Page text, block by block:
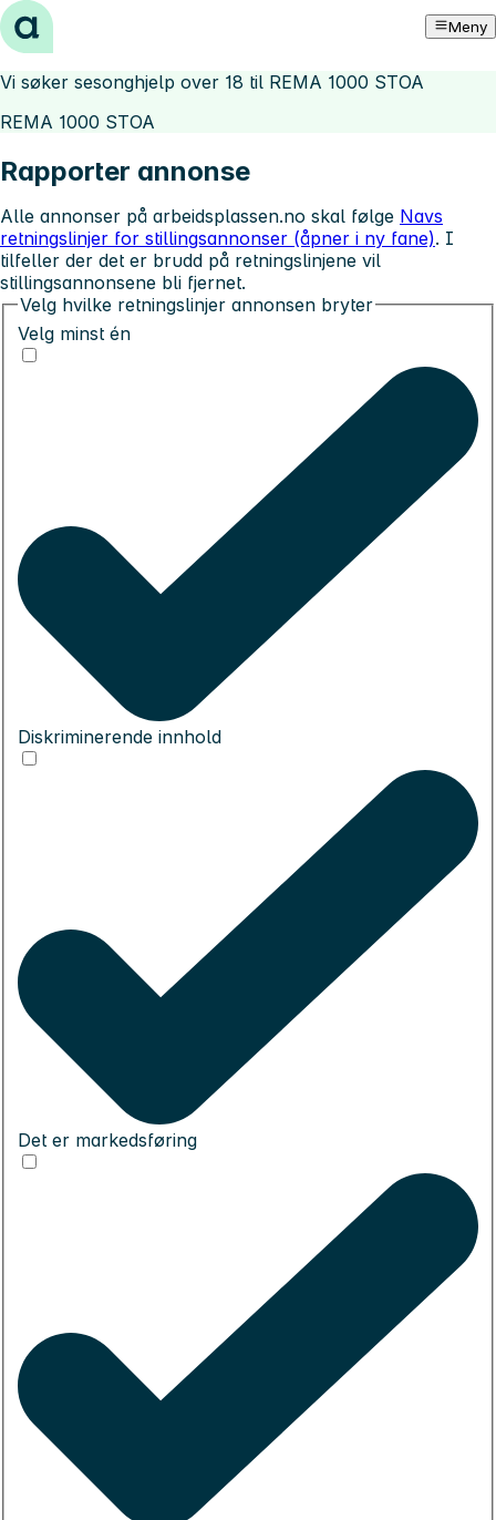
Hopp til innhold Meny
Vi søker sesonghjelp over 18 til REMA 1000 STOA
REMA 1000 STOA
Rapporter annonse
Alle annonser på arbeidsplassen.no skal følge Navs
retningslinjer for stillingsannonser (åpner i ny fane). I
tilfeller der det er brudd på retningslinjene vil
stillingsannonsene bli fjernet.
Velg hvilke retningslinjer annonsen bryter
Velg minst én
Diskriminerende innhold
Det er markedsføring